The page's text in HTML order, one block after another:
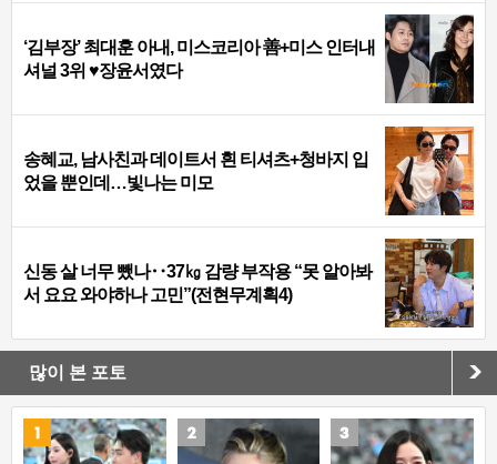
‘김부장’ 최대훈 아내, 미스코리아 善+미스 인터내
셔널 3위 ♥장윤서였다
송혜교, 남사친과 데이트서 흰 티셔츠+청바지 입
었을 뿐인데…빛나는 미모
신동 살 너무 뺐나‥37㎏ 감량 부작용 “못 알아봐
서 요요 와야하나 고민”(전현무계획4)
많이 본 포토